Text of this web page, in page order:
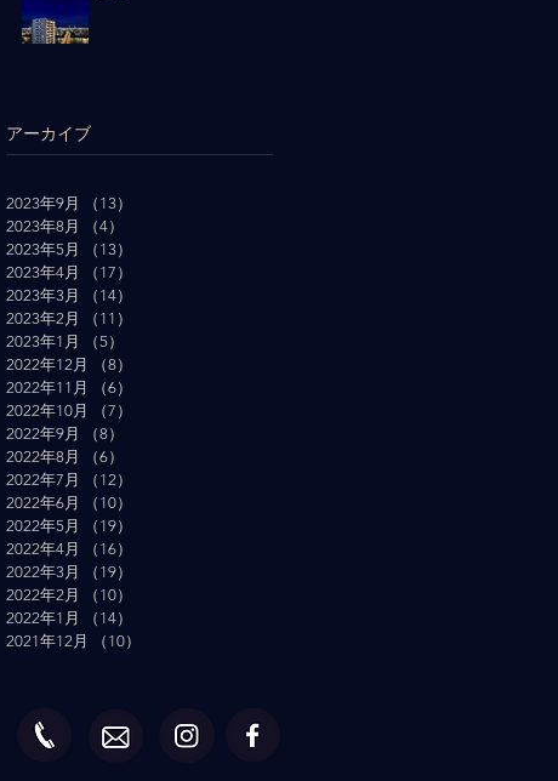
アーカイブ
2023年9月 （13）
2023年8月
（4）
2023年5月
（13）
2023年4月
（17）
2023年3月
（14）
2023年2月
（11）
2023年1月
（5）
2022年12月
（8）
2022年11月
（6）
2022年10月
（7）
2022年9月
（8）
2022年8月
（6）
2022年7月
（12）
2022年6月
（10）
2022年5月
（19）
2022年4月
（16）
2022年3月
（19）
2022年2月
（10）
2022年1月
（14）
2021年12月
（10）